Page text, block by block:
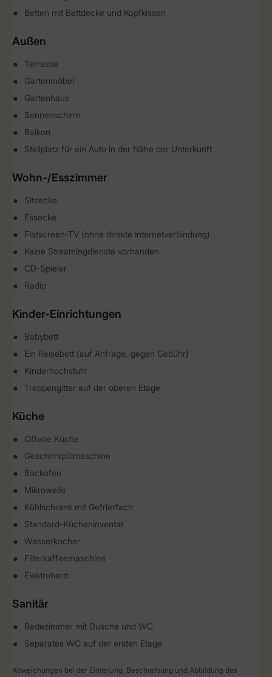
Betten mit Bettdecke und Kopfkissen
Außen
Terrasse
Gartenmöbel
Gartenhaus
Sonnenschirm
Balkon
Stellplatz für ein Auto in der Nähe der Unterkunft
Wohn-/Esszimmer
Sitzecke
Essecke
Flatscreen-TV (ohne direkte Internetverbindung)
Keine Streamingdienste vorhanden
CD-Spieler
Radio
Kinder-Einrichtungen
Babybett
Ein Reisebett (auf Anfrage, gegen Gebühr)
Kinderhochstuhl
Treppengitter auf der oberen Etage
Küche
Offene Küche
Geschirrspülmaschine
Backofen
Mikrowelle
Kühlschrank mit Gefrierfach
Standard-Kücheninventar
Wasserkocher
Filterkaffeemaschine
Elektroherd
Sanitär
Badezimmer mit Dusche und WC
Separates WC auf der ersten Etage
Abweichungen bei der Einteilung, Beschreibung und Abbildung des